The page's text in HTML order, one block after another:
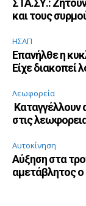
ΣΤΑ.ΣΥ.:
και τους
ΗΣΑΠ
Επανήλθε η
Είχε διακοπεί
Λεωφορεία
Καταγγέλλουν
στις
Αυτοκίνηση
Αύξηση στα
αμετάβλητος